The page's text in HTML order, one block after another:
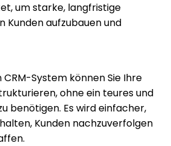
um starke, langfristige
Kunden aufzubauen und
CRM-System können Sie Ihre
ohne ein teures und
benötigen. Es wird einfacher,
Kunden nachzuverfolgen